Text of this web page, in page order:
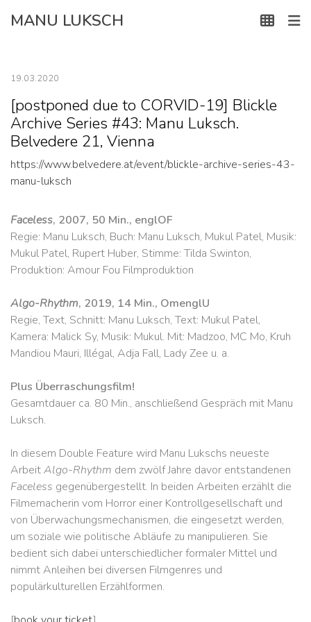
MANU LUKSCH
19.03.2020
[postponed due to CORVID-19] Blickle
Archive Series #43: Manu Luksch.
Belvedere 21, Vienna
https://www.belvedere.at/event/blickle-archive-series-43-
manu-luksch
Faceless, 2007, 50 Min., englOF
Regie: Manu Luksch, Buch: Manu Luksch, Mukul Patel, Musik:
Mukul Patel, Rupert Huber, Stimme: Tilda Swinton,
Produktion: Amour Fou Filmproduktion
Algo-Rhythm, 2019, 14 Min., OmenglU
Regie, Text, Schnitt: Manu Luksch, Text: Mukul Patel,
Kamera: Malick Sy, Musik: Mukul. Mit: Madzoo, MC Mo, Kruh
Mandiou Mauri, Illégal, Adja Fall, Lady Zee u. a.
Plus Überraschungsfilm!
Gesamtdauer ca. 80 Min., anschließend Gespräch mit Manu
Luksch.
In diesem Double Feature wird Manu Lukschs neueste
ArbeitAlgo-Rhythm dem zwölf Jahre davor entstandenen
Faceless gegenübergestellt. In beiden Arbeiten erzählt die
Filmemacherin vom Horror einer Kontrollgesellschaft und
von Überwachungsmechanismen, die eingesetzt werden,
um soziale wie politische Abläufe zu manipulieren. Sie
bedient sich dabei unterschiedlicher formaler Mittel und
nimmt Anleihen bei diversen Filmgenres und
populärkulturellen Erzählformen.